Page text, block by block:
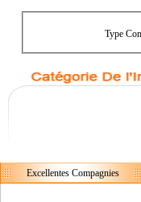
Type
Excellentes Compagnies